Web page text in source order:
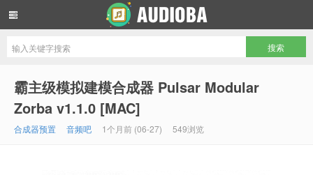
霸主级模拟建模合成器 Pulsar Modular
Zorba v1.1.0 [MAC]
合成器预置 音频吧 1个月前 (06-27) 549浏览